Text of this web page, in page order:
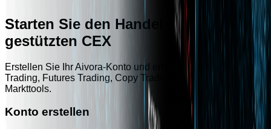
Starten Sie den Handel auf einer KI-
gestützten CEX
Erstellen Sie Ihr Aivora-Konto und erhalten Sie Zugriff auf
Trading, Futures Trading, Copy Trading und KI-gestützte
Markttools.
Konto erstellen